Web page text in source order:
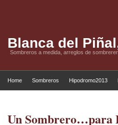
Blanca del
Sombreros a medida, arreglos de
Home Sombreros Hipodromo2013
Un Sombrero…para